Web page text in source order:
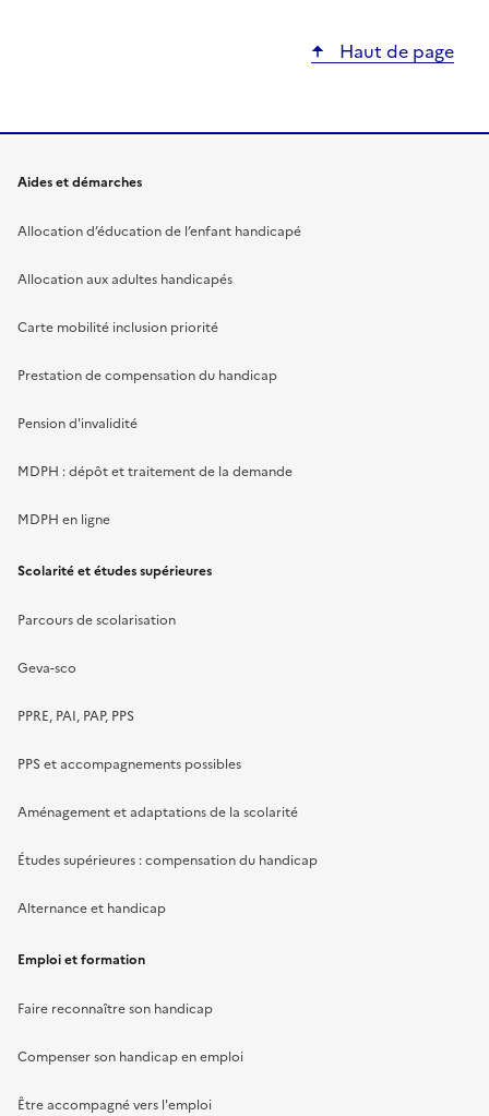
Haut de page
Aides et démarches
Allocation d’éducation de l’enfant handicapé
Allocation aux adultes handicapés
Carte mobilité inclusion priorité
Prestation de compensation du handicap
Pension d'invalidité
MDPH : dépôt et traitement de la demande
MDPH en ligne
Scolarité et études supérieures
Parcours de scolarisation
Geva-sco
PPRE, PAI, PAP, PPS
PPS et accompagnements possibles
Aménagement et adaptations de la scolarité
Études supérieures : compensation du handicap
Alternance et handicap
Emploi et formation
Faire reconnaître son handicap
Compenser son handicap en emploi
Être accompagné vers l'emploi